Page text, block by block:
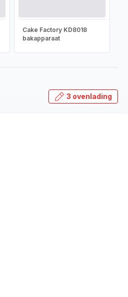
Cake Factory KD8018
bakapparaat
3 ovenlading